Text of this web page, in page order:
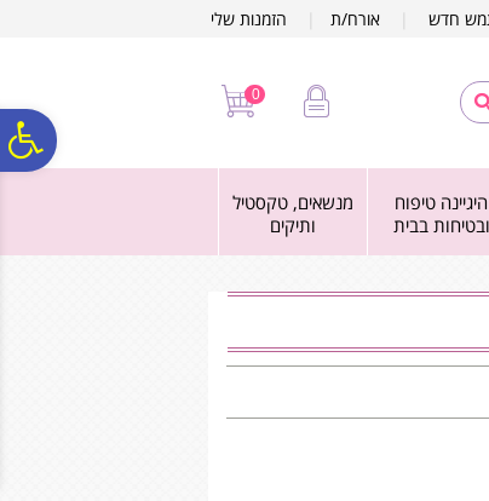
חדש אורח/ת הזמנות שלי
0
היגיינה טיפוח
ובטיחות בבית
מנשאים, טקסטיל
ותיקים